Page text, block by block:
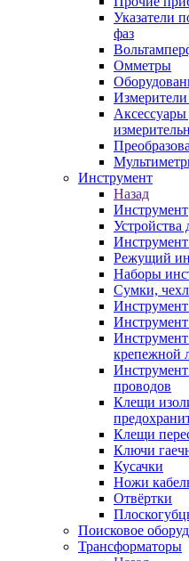
Указатели
фаз
Омметры
Измерители
Аксессуары
Инструмент
Назад
Инструмент
Устройства
Инструмент
Режущий
Наборы
Сумки,
Инструмент
крепежной
проводов
Клещи
Клещи
Ключи
Кусачки
Ножи
Отвёртки
Поисковое
Трансформаторы